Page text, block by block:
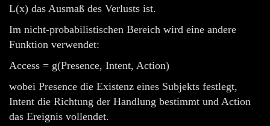
L(x) das Ausmaß des Verlusts ist.
Im nicht-probabilistischen Bereich wird eine andere
Funktion verwendet:
Access = g(Presence, Intent, Action)
wobei Presence die Existenz eines Subjekts festlegt,
Intent die Richtung der Handlung bestimmt und Action
das Ereignis vollendet.